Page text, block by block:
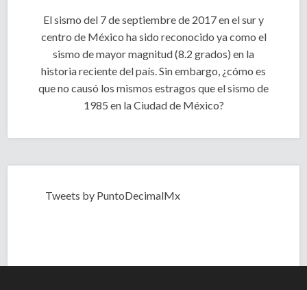
El sismo del 7 de septiembre de 2017 en el sur y
centro de México ha sido reconocido ya como el
sismo de mayor magnitud (8.2 grados) en la
historia reciente del país. Sin embargo, ¿cómo es
que no causó los mismos estragos que el sismo de
1985 en la Ciudad de México?
Tweets by PuntoDecimalMx